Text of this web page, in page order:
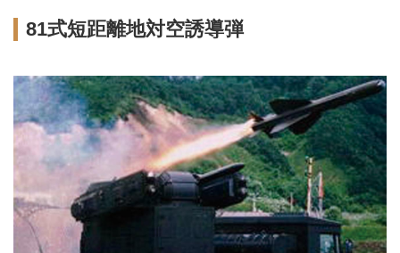
81式短距離地対空誘導弾